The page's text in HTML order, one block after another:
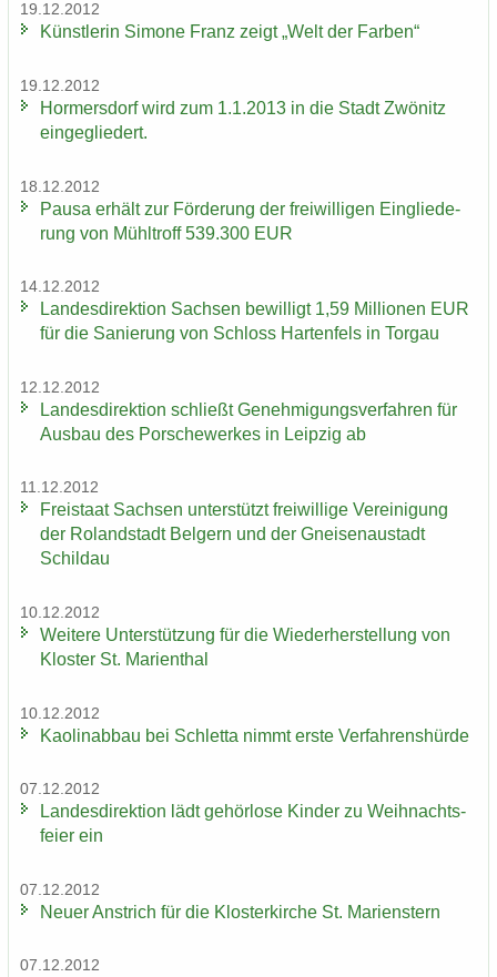
19.12.2012
Künst­le­rin Si­mo­ne Franz zeigt „Welt der Far­ben“
19.12.2012
Hor­mers­dorf wird zum 1.1.2013 in die Stadt Zwö­nitz
ein­ge­glie­dert.
18.12.2012
Pausa er­hält zur För­de­rung der frei­wil­li­gen Ein­glie­de­
rung von Mühl­troff 539.300 EUR
14.12.2012
Lan­des­di­rek­ti­on Sach­sen be­wil­ligt 1,59 Mil­lio­nen EUR
für die Sa­nie­rung von Schloss Har­ten­fels in Tor­gau
12.12.2012
Lan­des­di­rek­ti­on schließt Ge­neh­mi­gungs­ver­fah­ren für
Aus­bau des Por­sche­wer­kes in Leip­zig ab
11.12.2012
Frei­staat Sach­sen un­ter­stützt frei­wil­li­ge Ver­ei­ni­gung
der Ro­land­stadt Bel­gern und der Gnei­sen­au­stadt
Schildau
10.12.2012
Wei­te­re Un­ter­stüt­zung für die Wie­der­her­stel­lung von
Klos­ter St. Ma­ri­en­thal
10.12.2012
Kao­lin­ab­bau bei Schlet­ta nimmt erste Ver­fah­rens­hür­de
07.12.2012
Lan­des­di­rek­ti­on lädt ge­hör­lo­se Kin­der zu Weih­nachts­
fei­er ein
07.12.2012
Neuer An­strich für die Klos­ter­kir­che St. Ma­ri­enstern
07.12.2012